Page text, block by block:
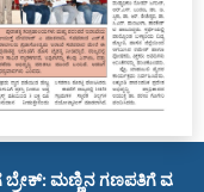
ಮಣ್ಣಿನ ಗಣಪತಿಗೆ ಮಾತ್ರ